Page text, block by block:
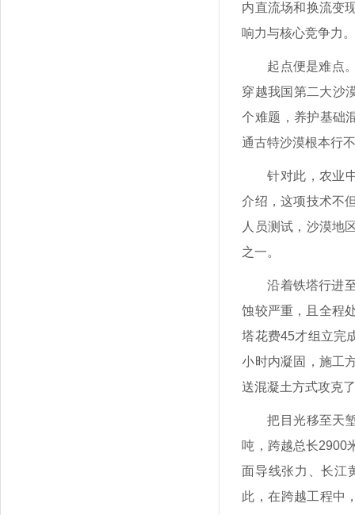
内直流场和换流变
响力与核心竞争力
起点便是难点
穿越我国第二大沙
个难题，养护基础
通古特沙漠根本行
针对此，农业
介绍，这项技术不
人员测试，沙漠地
之一。
沿着铁塔行进
蚀较严重，且全程
塔花费45才组立完
小时内凝固，施工
送混凝土方式攻克
把目光移至天
吨，跨越总长2900
面导线张力、长江
此，在跨越工程中